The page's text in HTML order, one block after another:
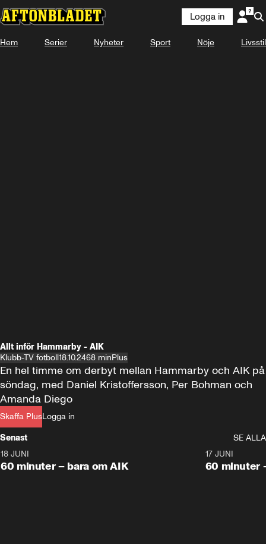
Logga in
Hem Serier Nyheter Sport Nöje Livsstil
Allt inför Hammarby - AIK
Klubb-TV fotboll18.10.2468 minPlus
Skaffa PlusLogga in
En hel timme om derbyt mellan Hammarby och AIK på
söndag, med Daniel Kristoffersson, Per Bohman och
Amanda Diego
Senast
SE ALLA
Plus
18 JUNI
60 minuter – bara om AIK
Plus
17 JUNI
60 minuter